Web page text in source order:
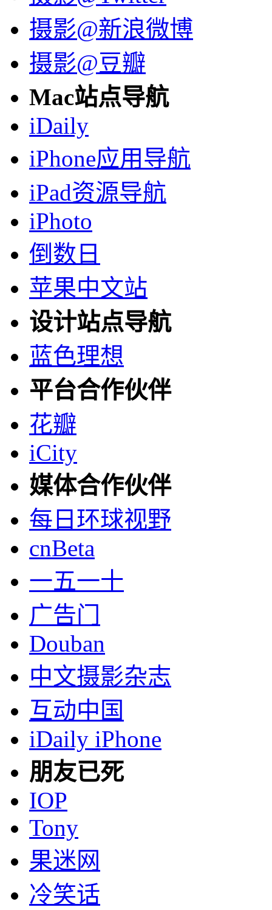
摄影@新浪微博
摄影@豆瓣
Mac站点导航
iDaily
iPhone应用导航
iPad资源导航
iPhoto
倒数日
苹果中文站
设计站点导航
蓝色理想
平台合作伙伴
花瓣
iCity
媒体合作伙伴
每日环球视野
cnBeta
一五一十
广告门
Douban
中文摄影杂志
互动中国
iDaily iPhone
朋友已死
IOP
Tony
果迷网
冷笑话